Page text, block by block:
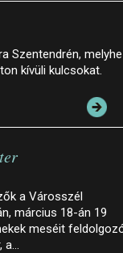
Szentendrén,
kívüli kulcsokat.
a Városszél
március 18-án 19
meséit
a…